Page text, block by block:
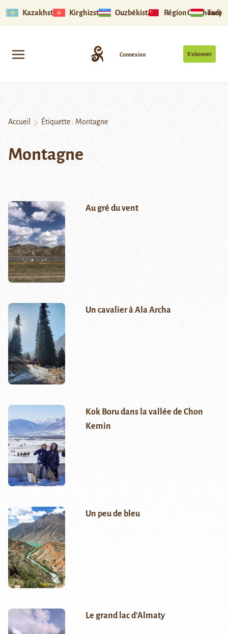
Kazakhstan Kirghizstan Ouzbékistan Région Ouïghoure
S’abonner
Connexion
Accueil Étiquette : Montagne
Montagne
Au gré du vent
Un cavalier à Ala Archa
Kok Boru dans la vallée de Chon
Kemin
Un peu de bleu
Le grand lac d’Almaty